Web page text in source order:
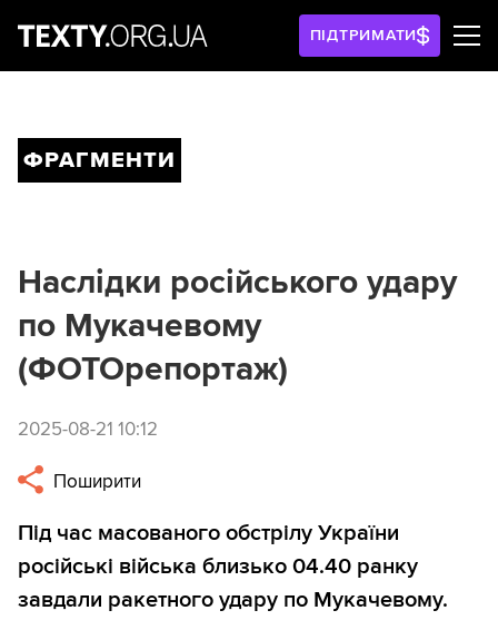
ПІДТРИМАТИ
ФРАГМЕНТИ
Наслідки російського удару
по Мукачевому
(ФОТОрепортаж)
2025-08-21 10:12
Поширити
Під час масованого обстрілу України
російські війська близько 04.40 ранку
завдали ракетного удару по Мукачевому.